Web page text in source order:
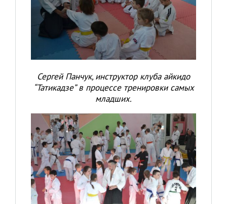
Сергей Панчук, инструктор клуба айкидо
“Татикадзе” в процессе тренировки самых
младших.